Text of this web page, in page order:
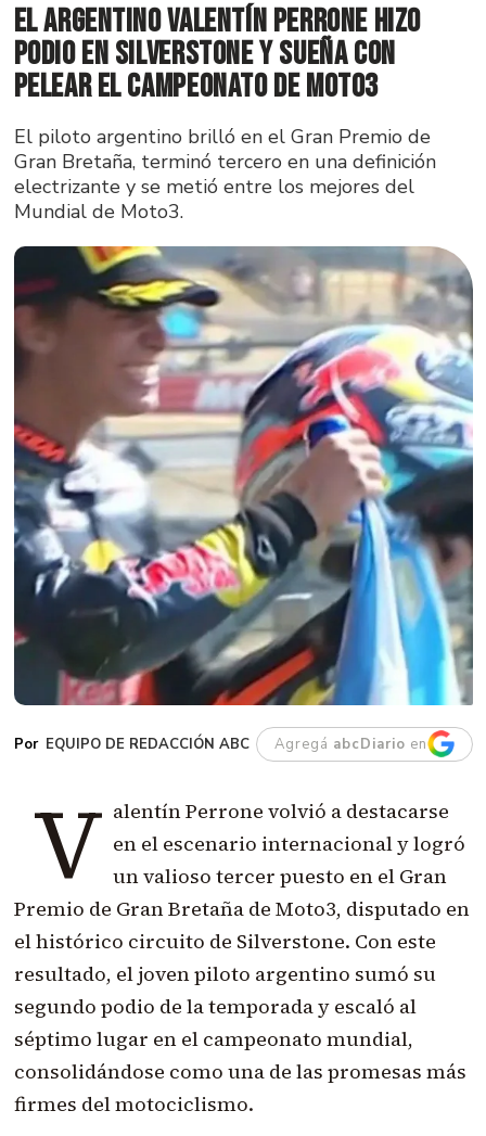
El argentino Valentín Perrone hizo
podio en Silverstone y sueña con
pelear el campeonato de Moto3
El piloto argentino brilló en el Gran Premio de
Gran Bretaña, terminó tercero en una definición
electrizante y se metió entre los mejores del
Mundial de Moto3.
EQUIPO DE REDACCIÓN ABC Agregá abcDiario en
V alentín Perrone volvió a destacarse
en el escenario internacional y logró
un valioso tercer puesto en el Gran
Premio de Gran Bretaña de Moto3, disputado en
el histórico circuito de Silverstone. Con este
resultado, el joven piloto argentino sumó su
segundo podio de la temporada y escaló al
séptimo lugar en el campeonato mundial,
consolidándose como una de las promesas más
firmes del motociclismo.